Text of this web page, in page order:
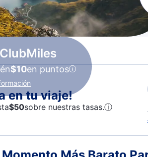
$10en puntos
en tu viaje!
$50sobre nuestras tasas.ⓘ